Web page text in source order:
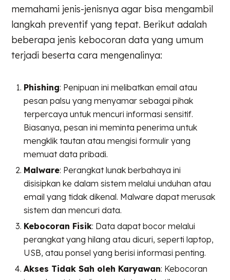
memahami jenis-jenisnya agar bisa mengambil
langkah preventif yang tepat. Berikut adalah
beberapa jenis kebocoran data yang umum
terjadi beserta cara mengenalinya:
Phishing: Penipuan ini melibatkan email atau
pesan palsu yang menyamar sebagai pihak
terpercaya untuk mencuri informasi sensitif.
Biasanya, pesan ini meminta penerima untuk
mengklik tautan atau mengisi formulir yang
memuat data pribadi.
Malware: Perangkat lunak berbahaya ini
disisipkan ke dalam sistem melalui unduhan atau
email yang tidak dikenal. Malware dapat merusak
sistem dan mencuri data.
Kebocoran Fisik: Data dapat bocor melalui
perangkat yang hilang atau dicuri, seperti laptop,
USB, atau ponsel yang berisi informasi penting.
Akses Tidak Sah oleh Karyawan: Kebocoran